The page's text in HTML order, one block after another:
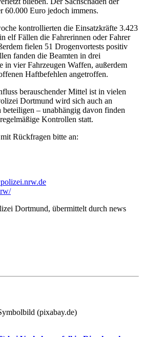
60.000 Euro jedoch immens.
kontrollierten die Einsatzkräfte 3.423
elf Fällen die Fahrerinnen oder Fahrer
fielen 51 Drogenvortests positiv
fanden die Beamten in drei
in vier Fahrzeugen Waffen, außerdem
Haftbefehlen angetroffen.
berauschender Mittel ist in vielen
Dortmund wird sich auch an
– unabhängig davon finden
Kontrollen statt.
Rückfragen bitte an:
Dortmund, übermittelt durch news